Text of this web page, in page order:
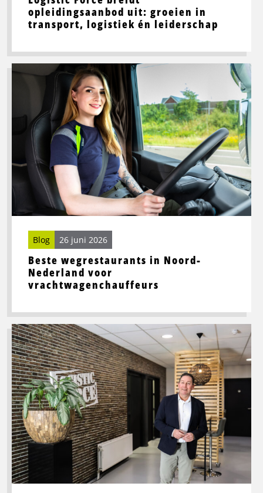
opleidingsaanbod uit: groeien in
transport, logistiek én leiderschap
Beste wegrestaurants in Noord-
Nederland voor
vrachtwagenchauffeurs
Blog 26 juni 2026
Lees
Beste
wegrestaurants
Noord-
Nederland
voor
vrachtwagenchauffeurs
Lees
meer
over
Toekomstbestendige
logistiek
vraagt
om
slimme
processen
én
sterke
mensen